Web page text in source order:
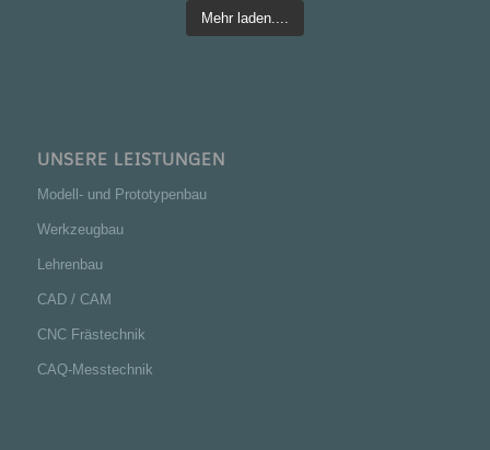
Mehr laden....
UNSERE LEISTUNGEN
Modell- und Prototypenbau
Werkzeugbau
Lehrenbau
CAD / CAM
CNC Frästechnik
CAQ-Messtechnik